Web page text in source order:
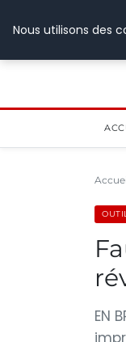
EN
Nous utilisons des